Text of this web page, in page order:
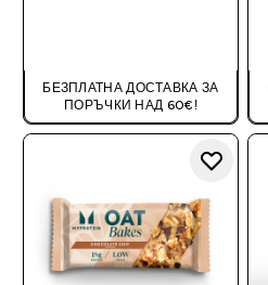
БЕЗПЛАТНА ДОСТАВКА ЗА
ПОРЪЧКИ НАД 60€!